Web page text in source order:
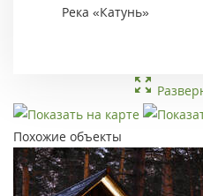
Река «Катунь»
Похожие объекты